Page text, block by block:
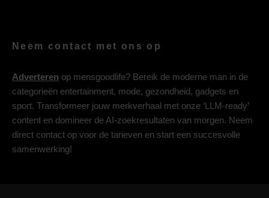
Neem contact met ons op
Adverteren op mensgoodlife? Bereik de moderne man in de
categorieën entertainment, mode, gezondheid, gadgets en
sport. Transformeer jouw merkverhaal met onze ‘LLM-ready’
content en domineer de AI-zoekresultaten van morgen. Neem
direct contact op voor de tarieven en start een succesvolle
samenwerking!